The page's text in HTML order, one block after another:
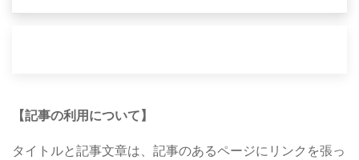
【記事の利用について】
タイトルと記事文章は、記事のあるページにリンクを張っ